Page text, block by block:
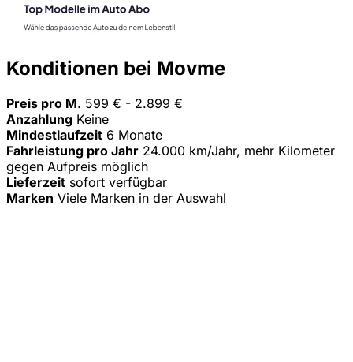
Konditionen bei Movme
Preis pro M. 599 € - 2.899 €
Anzahlung Keine
Mindestlaufzeit 6 Monate
Fahrleistung pro Jahr 24.000 km/Jahr, mehr Kilometer
gegen Aufpreis möglich
Lieferzeit sofort verfügbar
Marken Viele Marken in der Auswahl